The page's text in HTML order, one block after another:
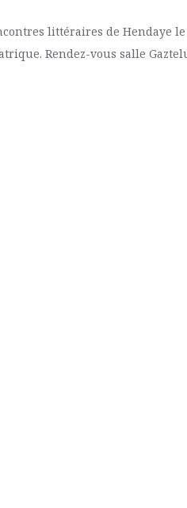
littéraires de Hendaye
Rendez-vous salle